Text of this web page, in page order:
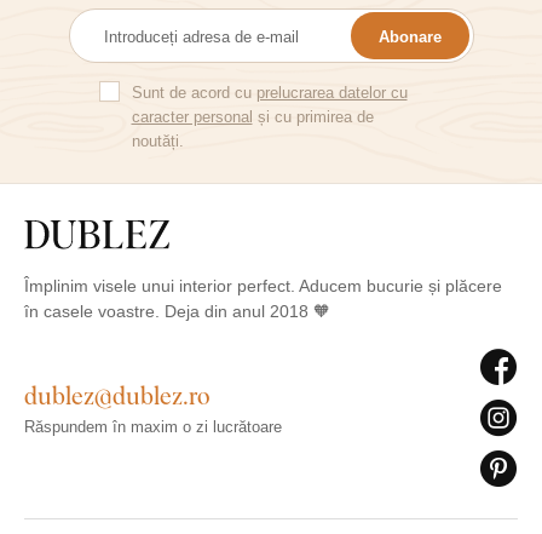
Abonare
Sunt de acord cu prelucrarea datelor cu
caracter personal și cu primirea de
noutăți.
Împlinim visele unui interior perfect. Aducem bucurie și plăcere
în casele voastre. Deja din anul 2018 🧡
dublez@dublez.ro
Răspundem în maxim o zi lucrătoare